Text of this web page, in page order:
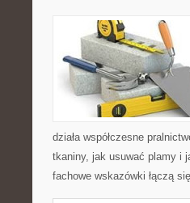
działa współczesne
tkaniny, jak usuwać plamy i
fachowe wskazówki łączą